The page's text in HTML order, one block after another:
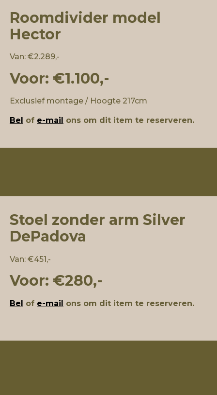
Roomdivider model
Hector
Van: €2.289,-
Voor: €1.100,-
Exclusief montage / Hoogte 217cm
Bel of e-mail ons om dit item te reserveren.
Stoel zonder arm Silver
DePadova
Van: €451,-
Voor: €280,-
Bel of e-mail ons om dit item te reserveren.